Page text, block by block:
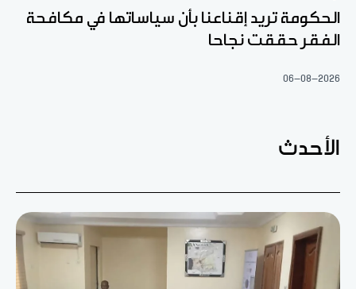
الحكومة تريد إقناعنا بأن سياساتها في مكافحة
الفقر حققت نجاحا
06-08-2026
الأحدث